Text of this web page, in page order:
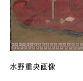
水野重央画像